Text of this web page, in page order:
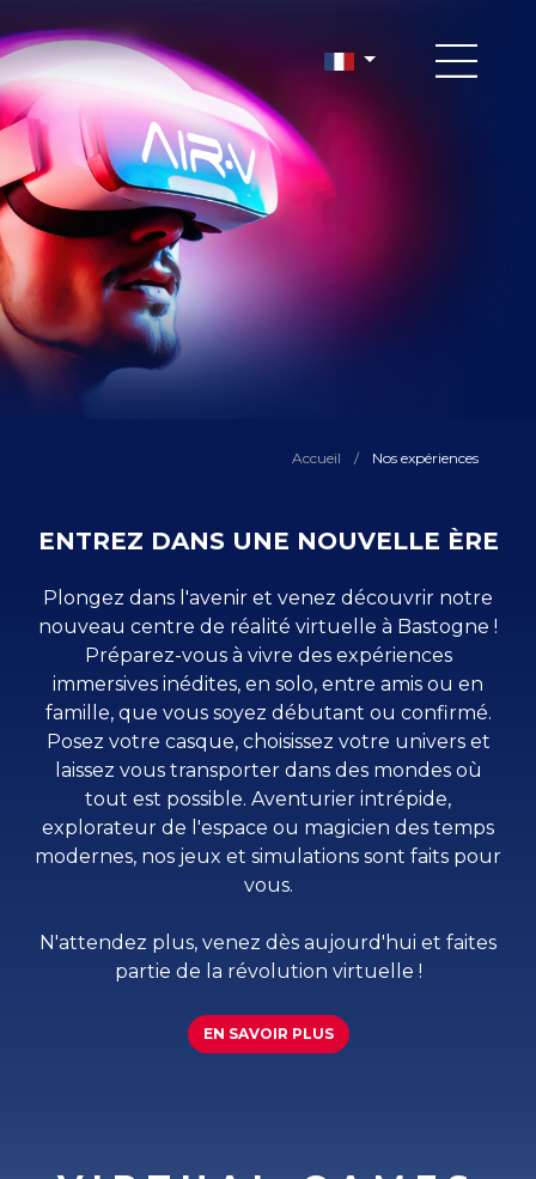
Accueil / Nos expériences
ENTREZ DANS UNE NOUVELLE ÈRE
Plongez dans l'avenir et venez découvrir notre
nouveau centre de réalité virtuelle à Bastogne !
Préparez-vous à vivre des expériences
immersives inédites, en solo, entre amis ou en
famille, que vous soyez débutant ou confirmé.
Posez votre casque, choisissez votre univers et
laissez vous transporter dans des mondes où
tout est possible. Aventurier intrépide,
explorateur de l'espace ou magicien des temps
modernes, nos jeux et simulations sont faits pour
vous.
N'attendez plus, venez dès aujourd'hui et faites
partie de la révolution virtuelle !
EN SAVOIR PLUS